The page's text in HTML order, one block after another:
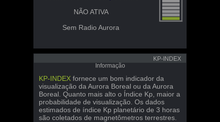
NÃO ATIVA
Sem Radio Aurora
KP-INDEX
Informação
KP-INDEX fornece um bom indicador da
visualização da Aurora Boreal ou da Aurora
Boreal. Quanto mais alto o Índice Kp, maior a
probabilidade de visualização. Os dados
estimados de índice Kp planetário de 3 horas
são coletados de magnetômetros terrestres.